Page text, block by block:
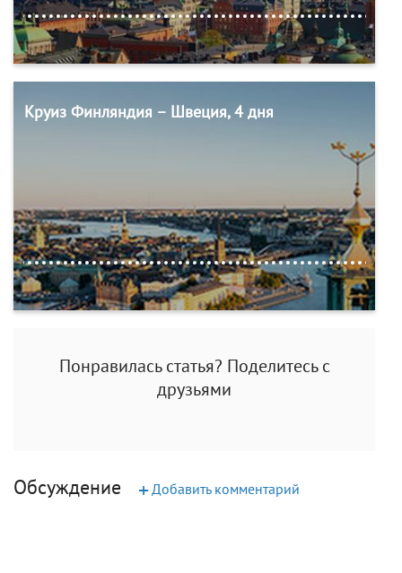
Круиз Финляндия – Швеция, 4 дня
Понравилась статья? Поделитесь с
друзьями
Обсуждение +Добавить комментарий